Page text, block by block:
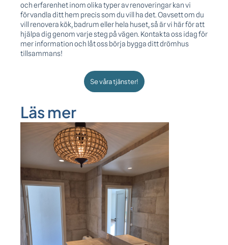
Läs mer
och erfarenhet inom olika typer av renoveringar kan vi
förvandla ditt hem precis som du vill ha det. Oavsett om du
vill renovera kök, badrum eller hela huset, så är vi här för att
hjälpa dig genom varje steg på vägen. Kontakta oss idag för
mer information och låt oss börja bygga ditt drömhus
tillsammans!
Se våra tjänster!